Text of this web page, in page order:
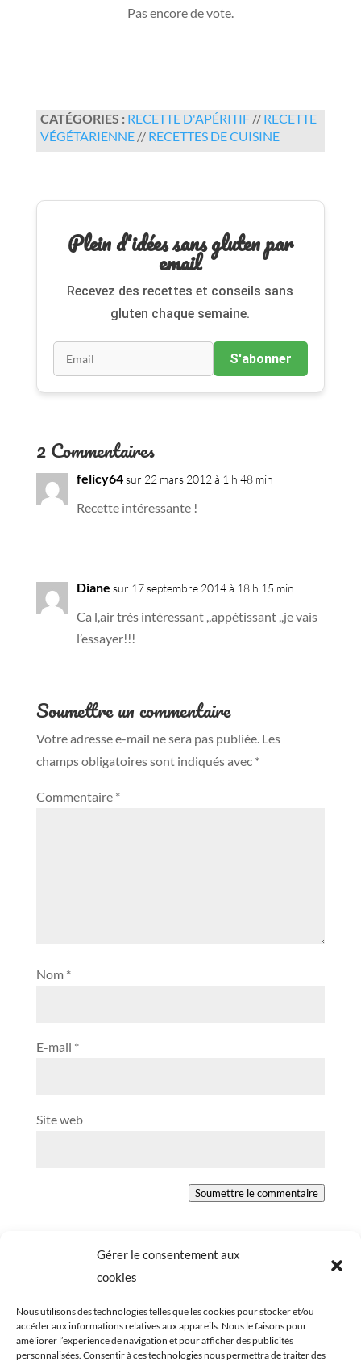
Gérer le consentement aux
cookies
Nous utilisons des technologies telles que les cookies pour stocker et/ou
accéder aux informations relatives aux appareils. Nous le faisons pour
améliorer l’expérience de navigation et pour afficher des publicités
personnalisées. Consentir à ces technologies nous permettra de traiter des
Pas encore de vote.
CATÉGORIES : RECETTE D'APÉRITIF// RECETTE
VÉGÉTARIENNE// RECETTES DE CUISINE
Plein d'idées sans gluten par
email
Recevez des recettes et conseils sans
gluten chaque semaine.
S'abonner
2 Commentaires
felicy64sur 22 mars 2012 à 1 h 48 min
Recette intéressante !
Diane sur 17 septembre 2014 à 18 h 15 min
Ca l,air très intéressant ,,appétissant ,,je vais
l’essayer!!!
Soumettre un commentaire
Votre adresse e-mail ne sera pas publiée. Les
champs obligatoires sont indiqués avec *
Commentaire *
Nom *
E-mail *
Site web
Soumettre le commentaire